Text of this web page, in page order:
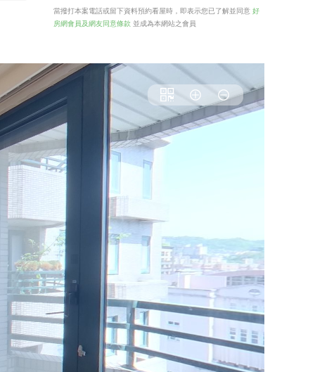
當撥打本案電話或留下資料預約看屋時，即表示您已了解並同意 好
房網會員及網友同意條款 並成為本網站之會員